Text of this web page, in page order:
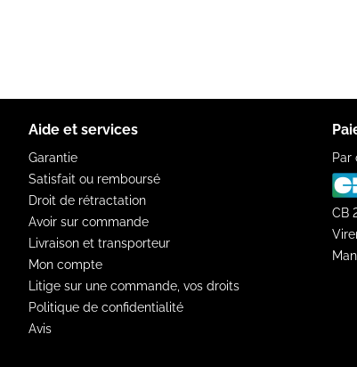
Aide et services
Garantie
Satisfait ou remboursé
Droit de rétractation
Avoir sur commande
Livraison et transporteur
Mon compte
Litige sur une commande, vos droits
Politique de confidentialité
Avis
Par
CB